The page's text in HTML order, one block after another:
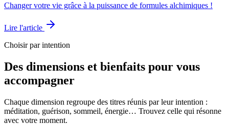
Changer votre vie grâce à la puissance de formules alchimiques !
Lire l'article
Choisir par intention
Des dimensions et bienfaits pour vous
accompagner
Chaque dimension regroupe des titres réunis par leur intention :
méditation, guérison, sommeil, énergie… Trouvez celle qui résonne
avec votre moment.